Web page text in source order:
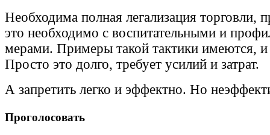
Необходима полная легализация торговли,
это необходимо с воспитательными и
мерами. Примеры такой тактики имеются,
Просто это долго, требует усилий и затрат.
А запретить легко и эффектно. Но
Проголосовать